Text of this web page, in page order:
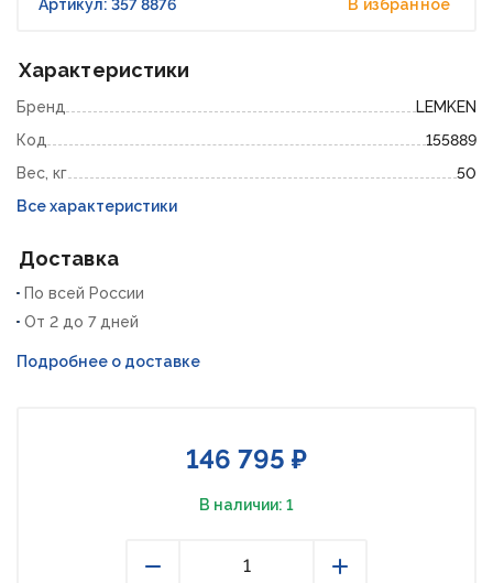
Артикул: 357 8876 В избранное
Характеристики
Бренд
LEMKEN
Код
155889
Вес, кг
50
Все характеристики
Доставка
По всей России
От 2 до 7 дней
Подробнее о доставке
146 795 ₽
В наличии: 1